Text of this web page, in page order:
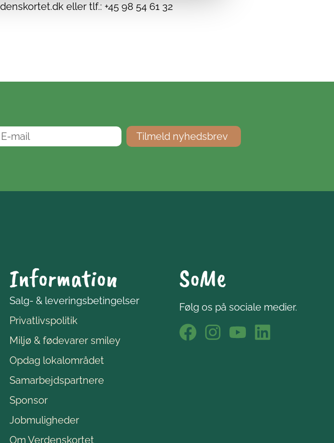
eller tlf.: +45 98 54 61 32
Tilmeld nyhedsbrev
Information
Salg- & leveringsbetingelser
Privatlivspolitik
Miljø & fødevarer smiley
Opdag lokalområdet
Samarbejdspartnere
Sponsor
Jobmuligheder
Om Verdenskortet
SoMe
Følg os på sociale medier.